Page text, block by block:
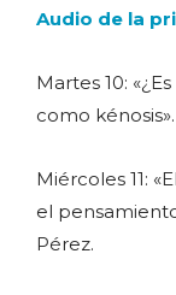
Audio de la
Martes 10:
como
Miércoles 11:
el
Pérez.